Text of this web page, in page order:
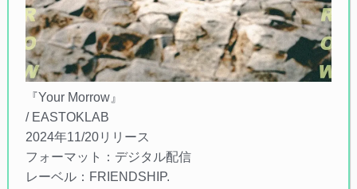
『Your Morrow』
/ EASTOKLAB
2024年11/20リリース
フォーマット：デジタル配信
レーベル：FRIENDSHIP.